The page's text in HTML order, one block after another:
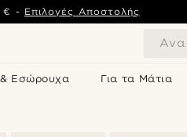
Εσώρουχα Για τα Μάτια
€ - Επιλογές Αποστολής